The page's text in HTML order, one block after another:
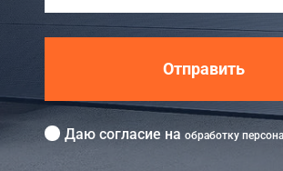
Отправить
Даю согласие на обработку